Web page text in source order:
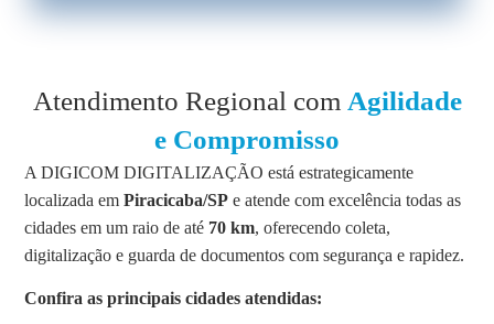
Atendimento Regional com Agilidade
e Compromisso
A DIGICOM DIGITALIZAÇÃO está estrategicamente
localizada emPiracicaba/SP e atende com excelência todas as
cidades em um raio de até 70 km, oferecendo coleta,
digitalização e guarda de documentos com segurança e rapidez.
Confira as principais cidades atendidas: